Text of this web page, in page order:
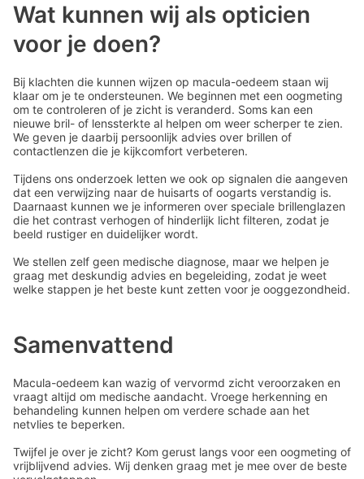
Wat kunnen wij als opticien
voor je doen?
Bij klachten die kunnen wijzen op macula-oedeem staan wij
klaar om je te ondersteunen. We beginnen met een oogmeting
om te controleren of je zicht is veranderd. Soms kan een
nieuwe bril- of lenssterkte al helpen om weer scherper te zien.
We geven je daarbij persoonlijk advies over brillen of
contactlenzen die je kijkcomfort verbeteren.
Tijdens ons onderzoek letten we ook op signalen die aangeven
dat een verwijzing naar de huisarts of oogarts verstandig is.
Daarnaast kunnen we je informeren over speciale brillenglazen
die het contrast verhogen of hinderlijk licht filteren, zodat je
beeld rustiger en duidelijker wordt.
We stellen zelf geen medische diagnose, maar we helpen je
graag met deskundig advies en begeleiding, zodat je weet
welke stappen je het beste kunt zetten voor je ooggezondheid.
Samenvattend
Macula-oedeem kan wazig of vervormd zicht veroorzaken en
vraagt altijd om medische aandacht. Vroege herkenning en
behandeling kunnen helpen om verdere schade aan het
netvlies te beperken.
Twijfel je over je zicht? Kom gerust langs voor een oogmeting of
vrijblijvend advies. Wij denken graag met je mee over de beste